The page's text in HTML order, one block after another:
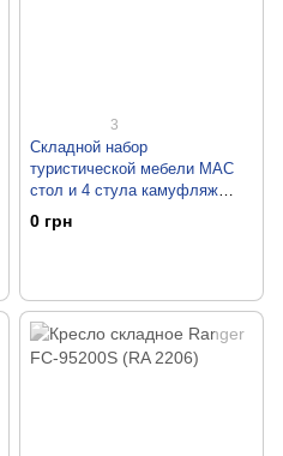
3
Складной набор
туристической мебели MAC
стол и 4 стула камуфляж
CZ5-5
0 грн